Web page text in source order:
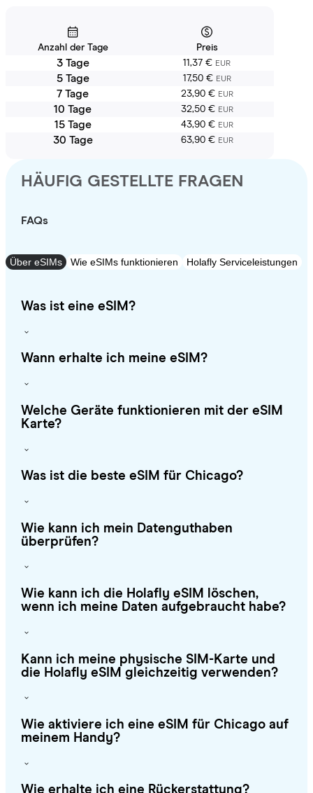
Anzahl der Tage Preis
3 Tage 11,37 € EUR
5 Tage 17,50 € EUR
7 Tage 23,90 € EUR
10 Tage 32,50 € EUR
15 Tage 43,90 € EUR
30 Tage 63,90 € EUR
HÄUFIG GESTELLTE FRAGEN
FAQs
Über eSIMs Wie eSIMs funktionieren Holafly Serviceleistungen
Was ist eine eSIM?
Wann erhalte ich meine eSIM?
Welche Geräte funktionieren mit der eSIM
Karte?
Was ist die beste eSIM für Chicago?
Wie kann ich mein Datenguthaben
überprüfen?
Wie kann ich die Holafly eSIM löschen,
wenn ich meine Daten aufgebraucht habe?
Kann ich meine physische SIM-Karte und
die Holafly eSIM gleichzeitig verwenden?
Wie aktiviere ich eine eSIM für Chicago auf
meinem Handy?
Wie erhalte ich eine Rückerstattung?